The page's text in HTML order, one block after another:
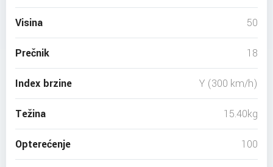
Visina 50
Prečnik 18
Index brzine Y (300 km/h)
Težina 15.40kg
Opterećenje 100